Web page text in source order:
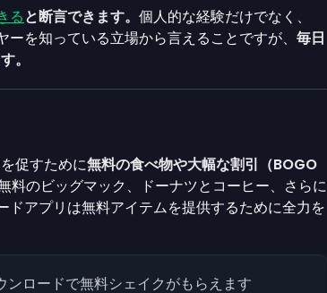
ると断言できます。 個人的な経験だけでなく、
を知っている立場から言えることですが、 毎日
。
促すために無料の食べ物や大幅な割引（BOGO
料のビッグマック、ドーナツとコーヒー、さらに
アプリは無料アイテムを提供するために全力を
ンロードで無料シェイクがもらえます